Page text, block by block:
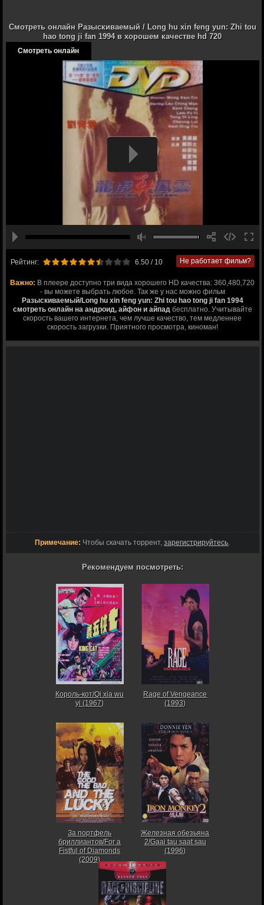
Смотреть онлайн Разыскиваемый / Long hu xin feng yun: Zhi tou
hao tong ji fan 1994 в хорошем качестве hd 720
Смотреть онлайн
Рейтинг: 6.50/ 10 Не работает фильм?
Важно: В плеере доступно три вида хорошего HD качества: 360,480,720
- вы можете выбрать любое. Так же у нас можно фильм
Разыскиваемый/Long hu xin feng yun: Zhi tou hao tong ji fan 1994
смотреть онлайн на андроид, айфон и айпадбесплатно. Учитывайте
скорость вашего интернета, чем лучше качество, тем медленнее
скорость загрузки. Приятного просмотра, киноман!
Примечание: Чтобы скачать торрент,зарегистрируйтесь.
Рекомендуем посмотреть:
Король-кот/Qi xia wu
yi (1967)
Rage of Vengeance
(1993)
За портфель
бриллиантов/For a
Fistful of Diamonds
(2009)
Железная обезьяна
2/Gaai tau saat sau
(1996)